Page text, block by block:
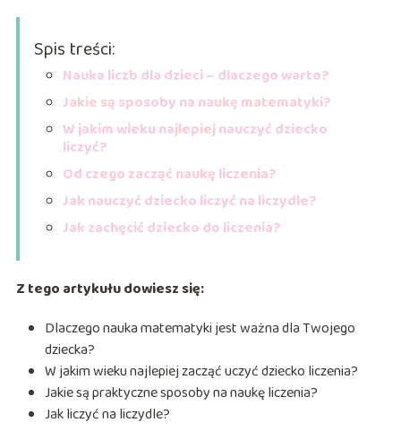
Spis treści:
Nauka liczb dla dzieci – dlaczego warto?
Jakie są sposoby na naukę matematyki?
W jakim wieku najlepiej nauczyć dziecko
liczyć?
Od czego zacząć naukę liczenia?
Jak nauczyć dziecko liczyć na liczydle?
Jak zachęcić dziecko do liczenia?
Z tego artykułu dowiesz się:
Dlaczego nauka matematyki jest ważna dla Twojego
dziecka?
W jakim wieku najlepiej zacząć uczyć dziecko liczenia?
Jakie są praktyczne sposoby na naukę liczenia?
Jak liczyć na liczydle?